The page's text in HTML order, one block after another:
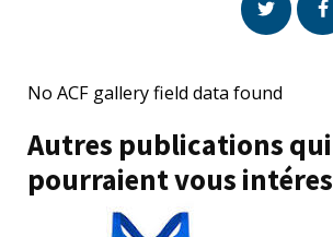
No ACF gallery field data found
Autres publications qui
pourraient vous